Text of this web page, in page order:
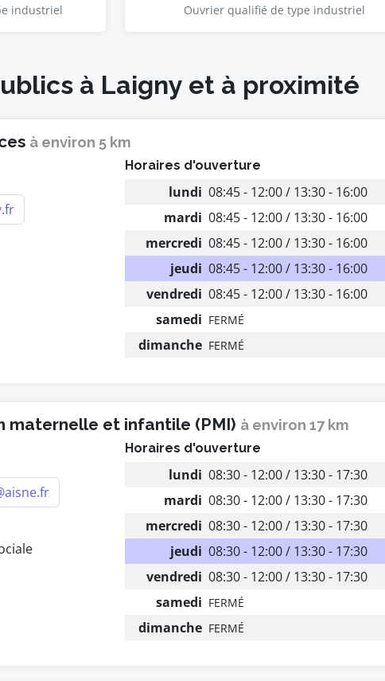
industriel Ouvrier qualifié de type industriel
à Laigny et à proximité
à environ 5 km
Horaires d'ouverture
lundi 08:45 - 12:00 / 13:30 - 16:00
mardi 08:45 - 12:00 / 13:30 - 16:00
mercredi 08:45 - 12:00 / 13:30 - 16:00
jeudi 08:45 - 12:00 / 13:30 - 16:00
vendredi 08:45 - 12:00 / 13:30 - 16:00
samedi FERMÉ
dimanche FERMÉ
maternelle et infantile (PMI) à environ 17 km
Horaires d'ouverture
lundi 08:30 - 12:00 / 13:30 - 17:30
mardi 08:30 - 12:00 / 13:30 - 17:30
mercredi 08:30 - 12:00 / 13:30 - 17:30
jeudi 08:30 - 12:00 / 13:30 - 17:30
vendredi 08:30 - 12:00 / 13:30 - 17:30
samedi FERMÉ
dimanche FERMÉ